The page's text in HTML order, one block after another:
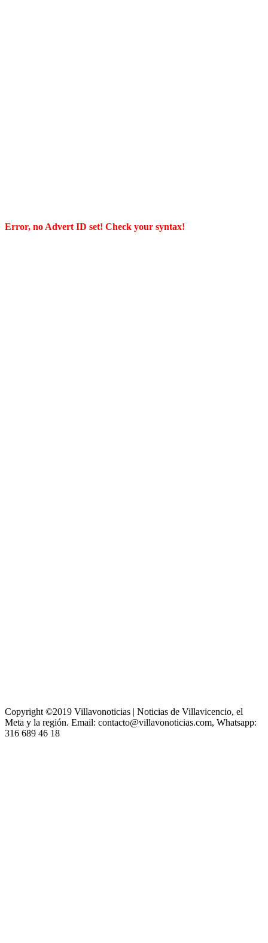
Error, no Advert ID set! Check your syntax!
Copyright ©2019 Villavonoticias | Noticias de Villavicencio, el
Meta y la región. Email: contacto@villavonoticias.com, Whatsapp:
316 689 46 18